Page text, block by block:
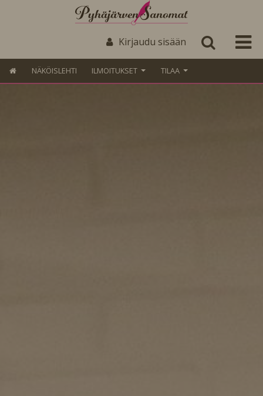
Kirjaudu sisään
NÄKÖISLEHTI ILMOITUKSET TILAA